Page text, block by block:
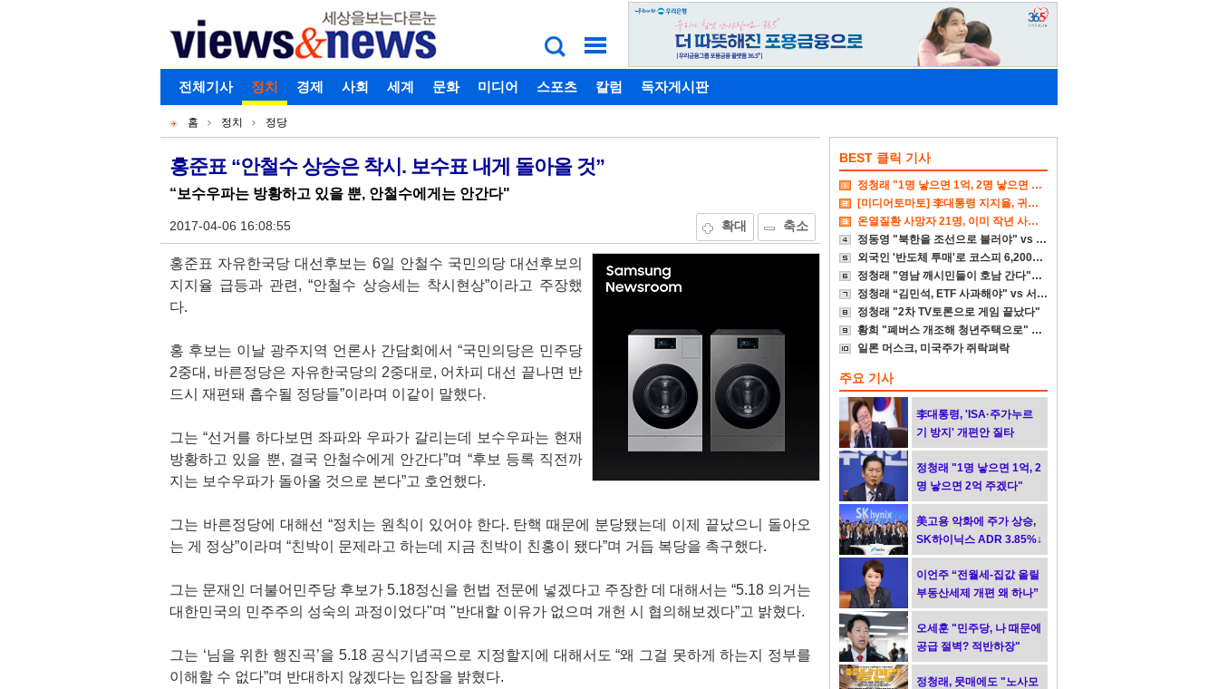
개
별
메
뉴
로그인 회원가입 아이디찾기 비밀번호찾기
주
메
뉴
전체기사 정치 경제 사회 세계 문화 미디어 스포츠 칼럼 독자게시판
현
재
위
치
홈 정치 정당
기
사
본
문
홍준표 “안철수 상승은 착시. 보수표 내게 돌아올 것”
“보수우파는 방황하고 있을 뿐, 안철수에게는 안간다"
2017-04-06 16:08:55 확대 축소
홍준표 자유한국당 대선후보는 6일 안철수 국민의당 대선후보의
지지율 급등과 관련, “안철수 상승세는 착시현상”이라고 주장했
다.
홍 후보는 이날 광주지역 언론사 간담회에서 “국민의당은 민주당
2중대, 바른정당은 자유한국당의 2중대로, 어차피 대선 끝나면 반
드시 재편돼 흡수될 정당들”이라며 이같이 말했다.
그는 “선거를 하다보면 좌파와 우파가 갈리는데 보수우파는 현재
방황하고 있을 뿐, 결국 안철수에게 안간다”며 “후보 등록 직전까
지는 보수우파가 돌아올 것으로 본다”고 호언했다.
그는 바른정당에 대해선 “정치는 원칙이 있어야 한다. 탄핵 때문에 분당됐는데 이제 끝났으니 돌아오
는 게 정상”이라며 “친박이 문제라고 하는데 지금 친박이 친홍이 됐다”며 거듭 복당을 촉구했다.
그는 문재인 더불어민주당 후보가 5.18정신을 헌법 전문에 넣겠다고 주장한 데 대해서는 “5.18 의거는
대한민국의 민주주의 성숙의 과정이었다"며 "반대할 이유가 없으며 개헌 시 협의해보겠다”고 밝혔다.
그는 ‘님을 위한 행진곡’을 5.18 공식기념곡으로 지정할지에 대해서도 “왜 그걸 못하게 하는지 정부를
이해할 수 없다”며 반대하지 않겠다는 입장을 밝혔다.
BEST 클릭 기사
정청래 "1명 낳으면 1억, 2명 낳으면 2억 주겠다"
[미디어토마토] 李대통령 지지율, 귀국후 4%p↓
온열질환 사망자 21명, 이미 작년 사망자 넘어서
정동영 "북한을 조선으로 불러야" vs 李대통령 "고민 더 하라"
외국인 '반도체 투매'로 코스피 6,200대 폭삭
정청래 "영남 깨시민들이 호남 간다"에 송영길 "참담"
정청래 “김민석, ETF 사과해야" vs 서미화 "국회서 통과시켜 놓고선"
정청래 "2차 TV토론으로 게임 끝났다"
황희 "폐버스 개조해 청년주택으로" vs 국힘 "본인부터 입주하라"
일론 머스크, 미국주가 쥐락펴락
주요 기사
李대통령, 'ISA·주가누르
기 방지' 개편안 질타
정청래 "1명 낳으면 1억, 2
명 낳으면 2억 주겠다"
美고용 악화에 주가 상승,
SK하이닉스 ADR 3.85%↓
이언주 “전월세-집값 올릴
부동산세제 개편 왜 하나”
오세훈 "민주당, 나 때문에
공급 절벽? 적반하장"
정청래, 뭇매에도 "노사모